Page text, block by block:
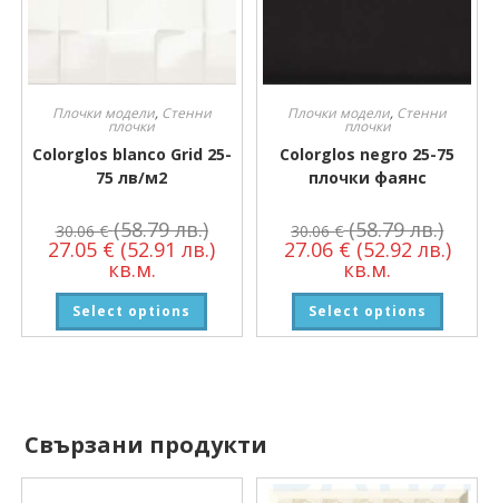
Плочки модели, Стенни
плочки
Colorglos blanco Grid 25-
75 лв/м2
30.06€ (58.79 лв.)
27.05 € (52.91 лв.)
кв.м.
Select options
Плочки модели, Стенни
плочки
Colorglos negro 25-75
плочки фаянс
30.06€ (58.79 лв.)
27.06 € (52.92 лв.)
кв.м.
Select options
Свързани продукти